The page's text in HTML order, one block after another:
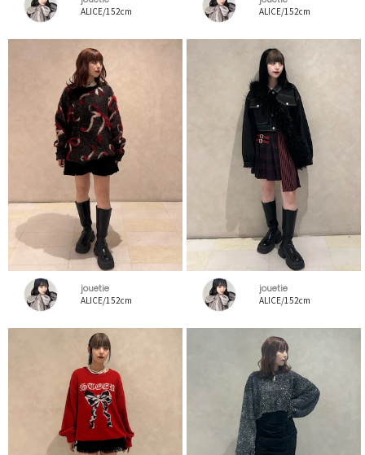
ALICE/152cm
ALICE/152cm
jouetie
ALICE/152cm
jouetie
ALICE/152cm